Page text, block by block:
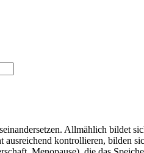
Allmählich bildet
kontrollieren, bilden